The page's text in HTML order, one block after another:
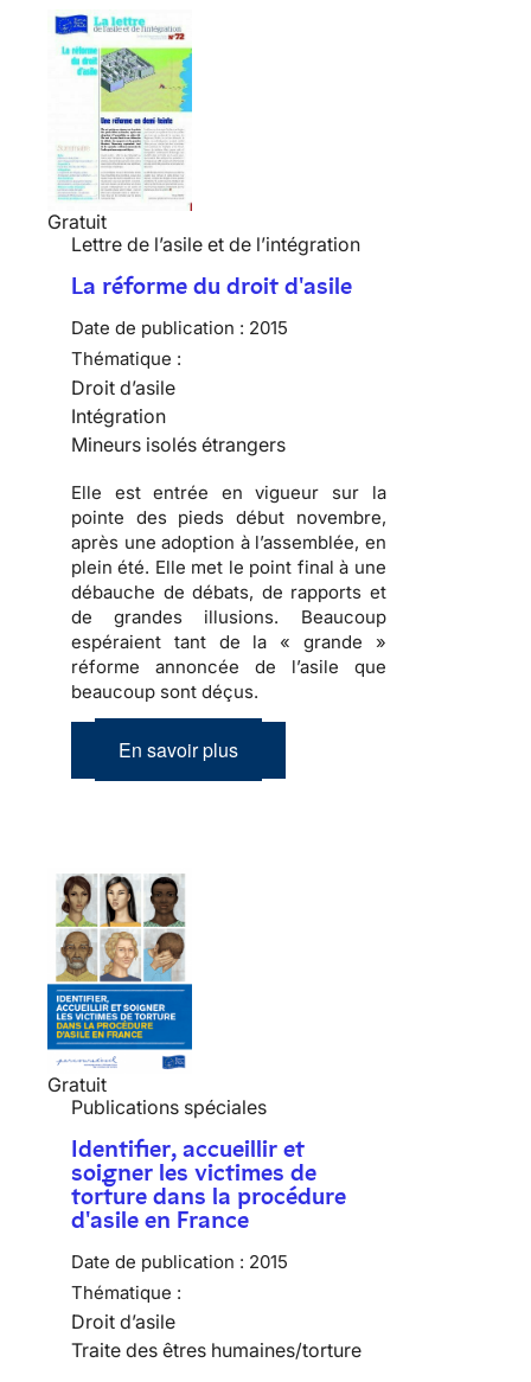
Gratuit
Lettre de l’asile et de l’intégration
La réforme du droit d'asile
Date de publication : 2015
Thématique :
Droit d’asile
Intégration
Mineurs isolés étrangers
Elle est entrée en vigueur sur la
pointe des pieds début novembre,
après une adoption à l’assemblée, en
plein été. Elle met le point final à une
débauche de débats, de rapports et
de grandes illusions. Beaucoup
espéraient tant de la « grande »
réforme annoncée de l’asile que
beaucoup sont déçus.
En savoir plus
Gratuit
Publications spéciales
Identifier, accueillir et
soigner les victimes de
torture dans la procédure
d'asile en France
Date de publication : 2015
Thématique :
Droit d’asile
Traite des êtres humaines/torture